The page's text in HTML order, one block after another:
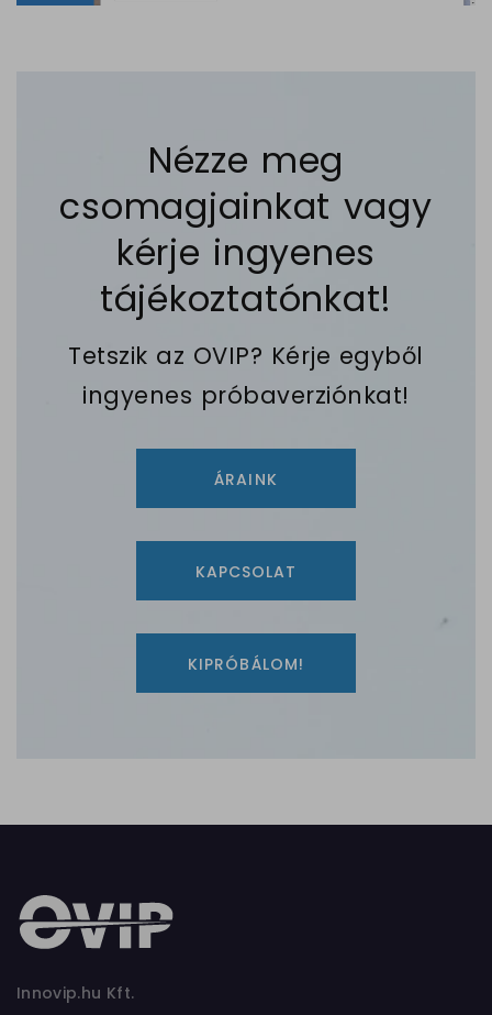
Nézze meg
csomagjainkat vagy
kérje ingyenes
tájékoztatónkat!
Tetszik az OVIP? Kérje egyből
ingyenes próbaverziónkat!
ÁRAINK
KAPCSOLAT
KIPRÓBÁLOM!
Innovip.hu Kft.